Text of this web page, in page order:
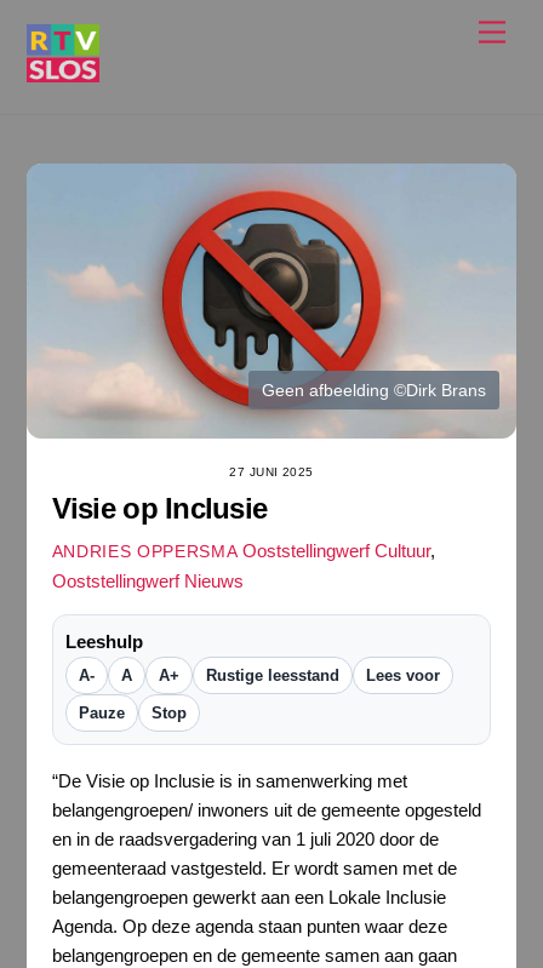
Geen afbeelding ©Dirk Brans
27 JUNI 2025
Visie op Inclusie
ANDRIES OPPERSMA Ooststellingwerf Cultuur,
Ooststellingwerf Nieuws
Leeshulp
A- A A+ Rustige leesstand Lees voor
Pauze Stop
“De Visie op Inclusie is in samenwerking met
belangengroepen/ inwoners uit de gemeente opgesteld
en in de raadsvergadering van 1 juli 2020 door de
gemeenteraad vastgesteld. Er wordt samen met de
belangengroepen gewerkt aan een Lokale Inclusie
Agenda. Op deze agenda staan punten waar deze
belangengroepen en de gemeente samen aan gaan